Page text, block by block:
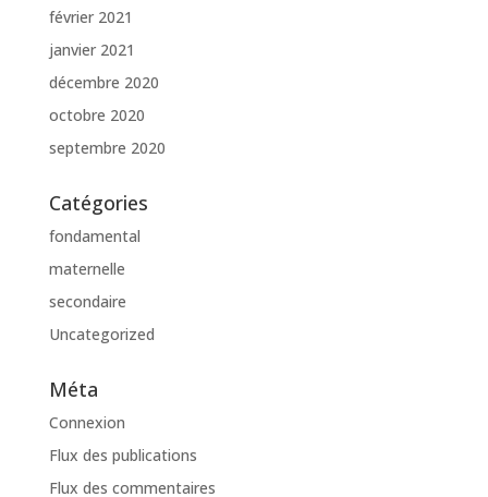
février 2021
janvier 2021
décembre 2020
octobre 2020
septembre 2020
Catégories
fondamental
maternelle
secondaire
Uncategorized
Méta
Connexion
Flux des publications
Flux des commentaires